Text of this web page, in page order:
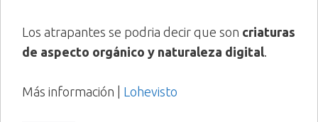
Los atrapantes se podria decir que son criaturas
de aspecto orgánico y naturaleza digital
Más información | Lohevisto